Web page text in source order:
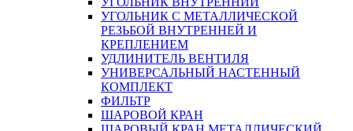
УГОЛЬНИК С МЕТАЛЛИЧЕСКОЙ
РЕЗЬБОЙ ВНУТРЕННЕЙ И
КРЕПЛЕНИЕМ
УДЛИНИТЕЛЬ ВЕНТИЛЯ
УНИВЕРСАЛЬНЫЙ НАСТЕННЫЙ
КОМПЛЕКТ
ФИЛЬТР
ШАРОВОЙ КРАН